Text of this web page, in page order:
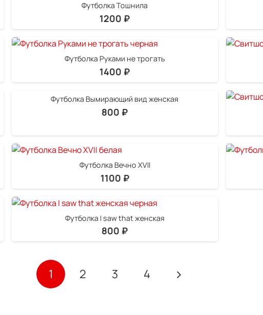
Футболка Тошнила
1200 ₽
Футболка Руками не трогать
1400 ₽
Футболка Вымирающий вид женская
800 ₽
Футболка Вечно XVII
1100 ₽
Футболка I saw that женская
800 ₽
1 2 3 4